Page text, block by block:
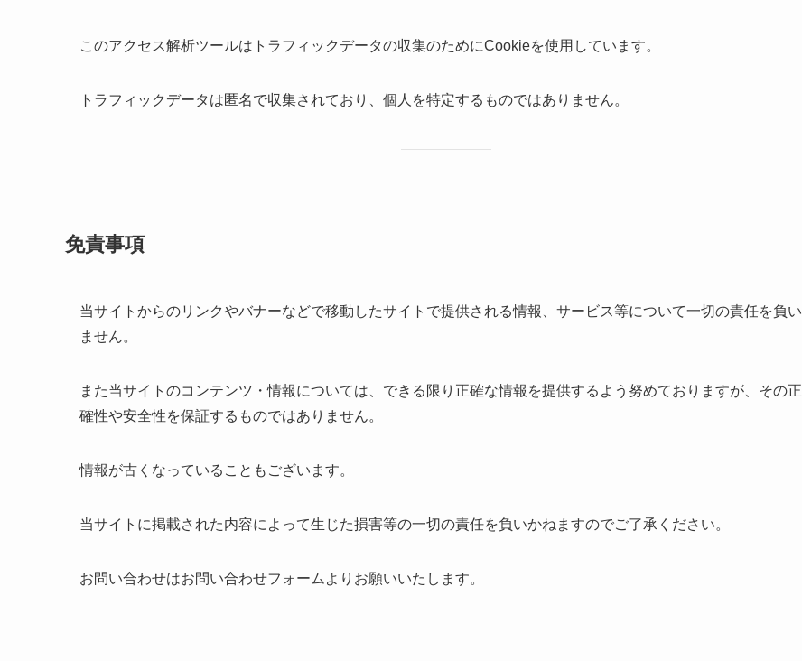
このアクセス解析ツールはトラフィックデータの収集のためにCookieを使用しています。
トラフィックデータは匿名で収集されており、個人を特定するものではありません。
免責事項
当サイトからのリンクやバナーなどで移動したサイトで提供される情報、サービス等について一切の責任を負い
ません。
また当サイトのコンテンツ・情報については、できる限り正確な情報を提供するよう努めておりますが、その正
確性や安全性を保証するものではありません。
情報が古くなっていることもございます。
当サイトに掲載された内容によって生じた損害等の一切の責任を負いかねますのでご了承ください。
お問い合わせはお問い合わせフォームよりお願いいたします。